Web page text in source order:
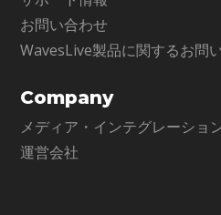
お問い合わせ
WavesLive製品に関するお問
Company
メディア・インテグレーショ
運営会社